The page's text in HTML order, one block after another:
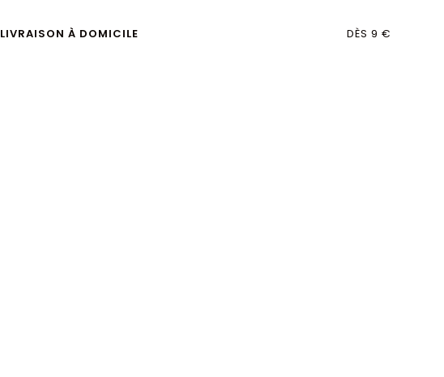
LIVRAISON À DOMICILE DÈS 9 €